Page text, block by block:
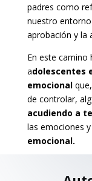
padres como
nuestro
aprobación y la
En este camino
adolescentes
emocionalque,
de controlar,
acudiendo a
las emociones
emocional.